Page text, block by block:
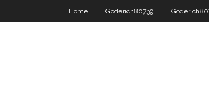
Home Goderich80739